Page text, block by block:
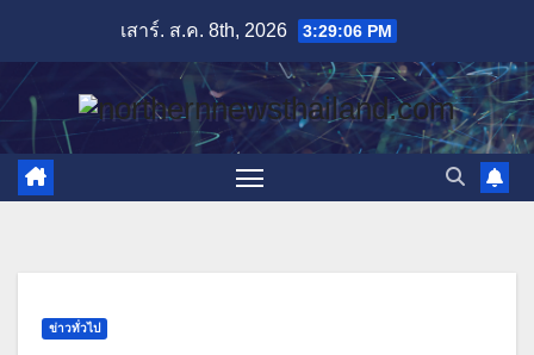
content
เสาร์. ส.ค. 8th, 2026 3:29:07 PM
ข่าวทั่วไป